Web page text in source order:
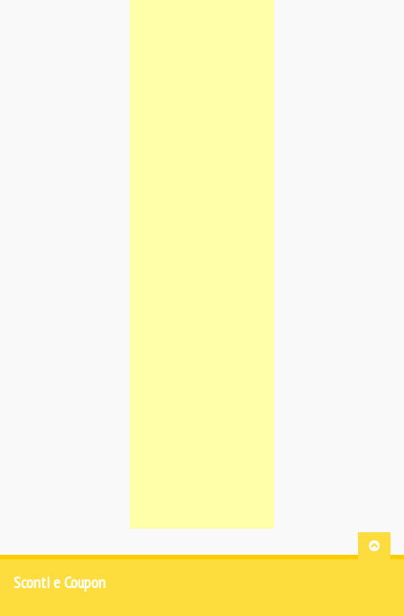
Sconti e Coupon